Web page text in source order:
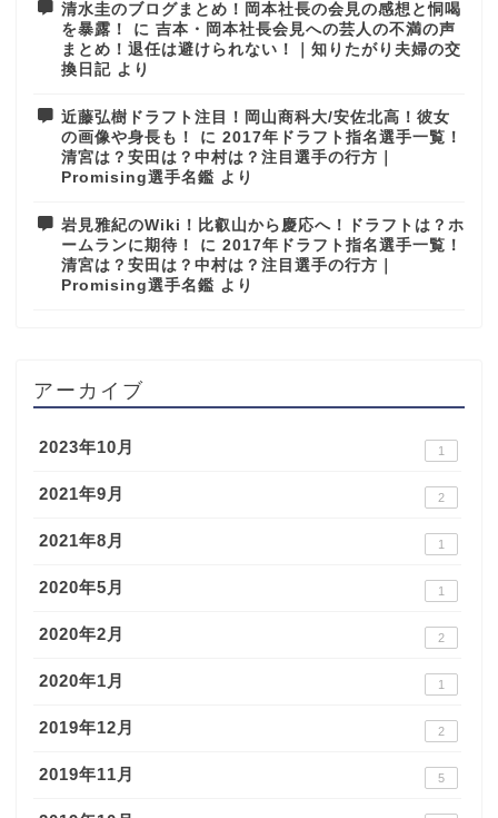
清水圭のブログまとめ！岡本社長の会見の感想と恫喝
を暴露！
に 吉本・岡本社長会見への芸人の不満の声
まとめ！退任は避けられない！｜知りたがり夫婦の交
換日記 より
近藤弘樹ドラフト注目！岡山商科大/安佐北高！彼女
の画像や身長も！
に 2017年ドラフト指名選手一覧！
清宮は？安田は？中村は？注目選手の行方｜
Promising選手名鑑 より
岩見雅紀のWiki！比叡山から慶応へ！ドラフトは？ホ
ームランに期待！
に 2017年ドラフト指名選手一覧！
清宮は？安田は？中村は？注目選手の行方｜
Promising選手名鑑 より
アーカイブ
2023年10月 1
2021年9月 2
2021年8月 1
2020年5月 1
2020年2月 2
2020年1月 1
2019年12月 2
2019年11月 5